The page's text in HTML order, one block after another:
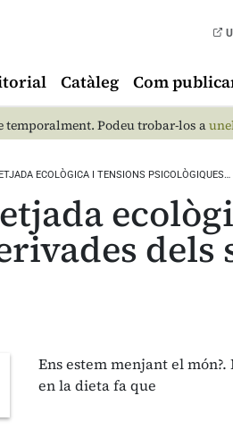
Catàleg Com
temporalment. Podeu trobar-los a
ECOLÒGICA I TENSIONS PSICOLÒGIQUES…
Ens estem menjant el
en la dieta fa que